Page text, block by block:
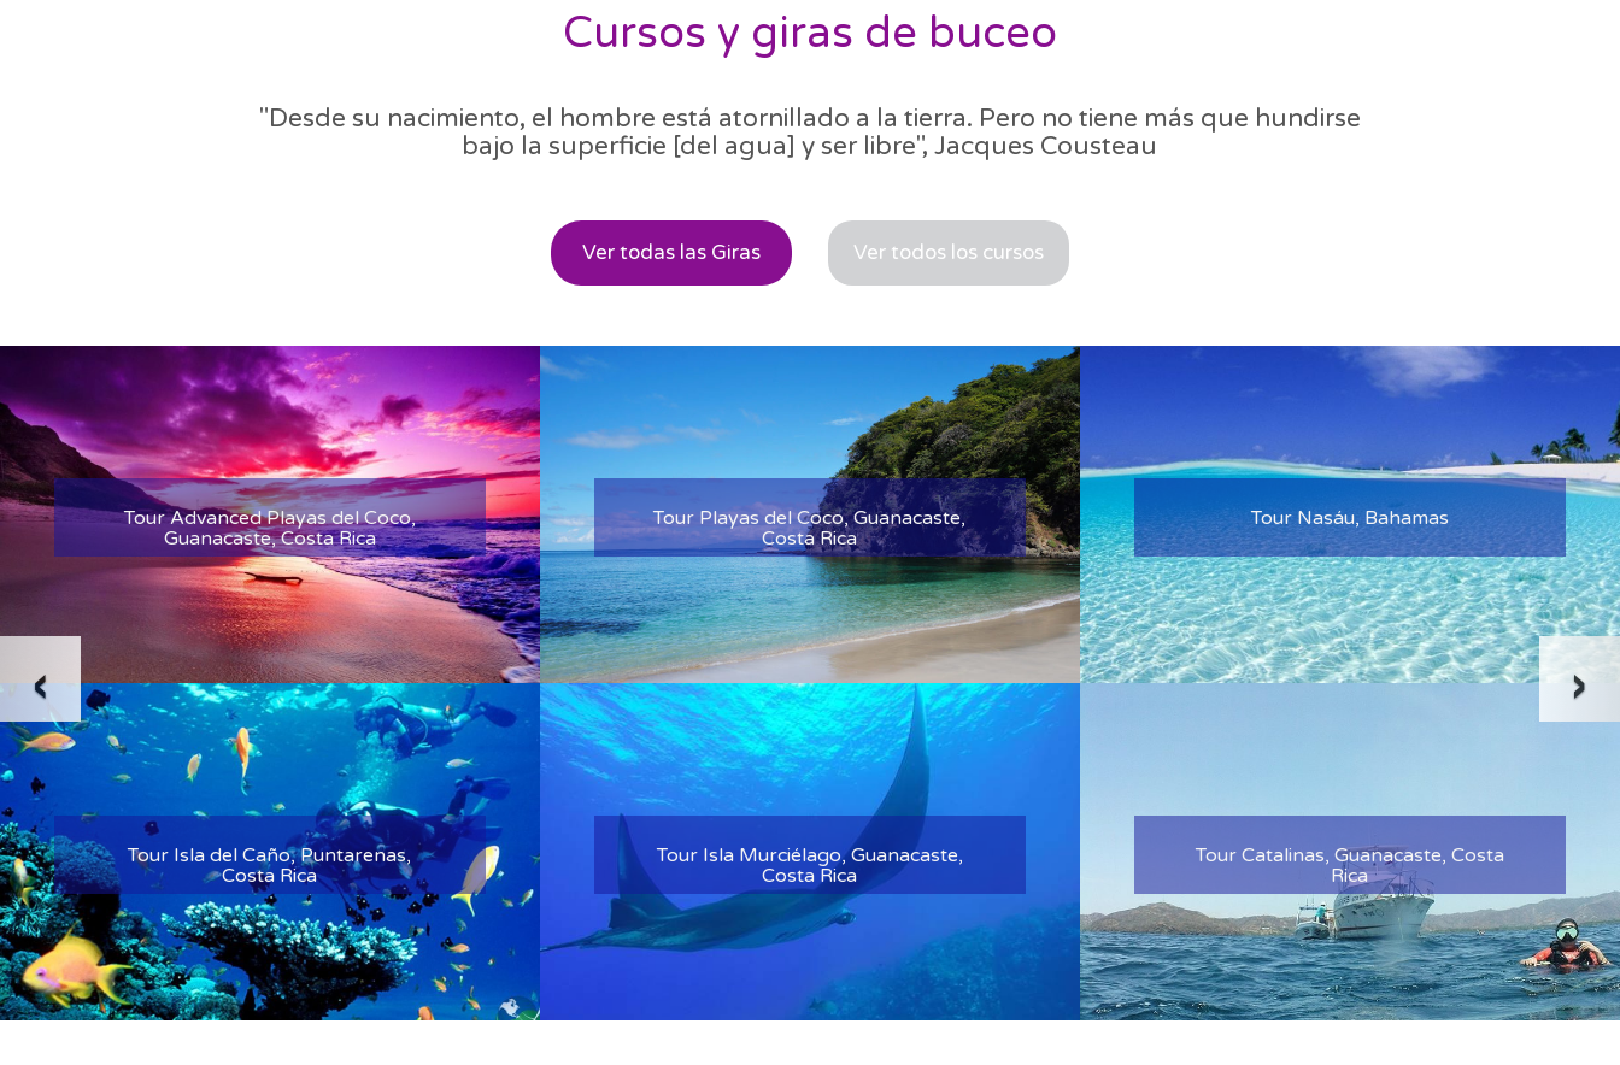
Cursos y giras de buceo
"Desde su nacimiento, el hombre está atornillado a la tierra. Pero no tiene más que hundirse
bajo la superficie [del agua] y ser libre", Jacques Cousteau
Ver todas las Giras Ver todos los cursos
Tour Isla del Coco, Puntarenas,
Costa Rica
Tour Bocas del Toro, Panamá Tour Roatán, Honduras
Tour Riviera Maya, México Tour Ciudad de Belice, Belice
‹ ›